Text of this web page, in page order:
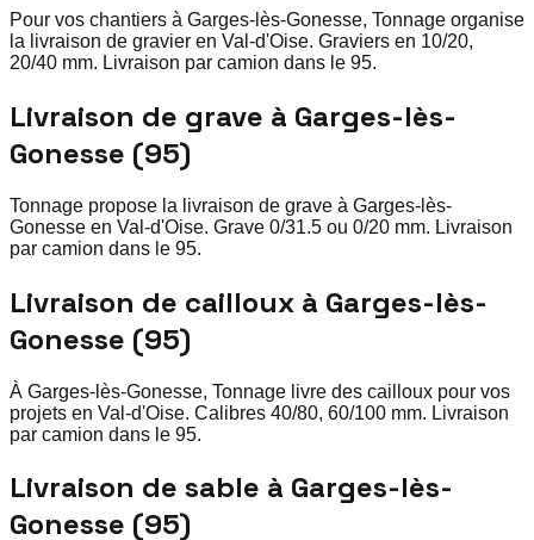
Pour vos chantiers à Garges-lès-Gonesse, Tonnage organise
la livraison de gravier en Val-d'Oise. Graviers en 10/20,
20/40 mm. Livraison par camion dans le 95.
Livraison de grave à Garges-lès-
Gonesse (95)
Tonnage propose la livraison de grave à Garges-lès-
Gonesse en Val-d'Oise. Grave 0/31.5 ou 0/20 mm. Livraison
par camion dans le 95.
Livraison de cailloux à Garges-lès-
Gonesse (95)
À Garges-lès-Gonesse, Tonnage livre des cailloux pour vos
projets en Val-d'Oise. Calibres 40/80, 60/100 mm. Livraison
par camion dans le 95.
Livraison de sable à Garges-lès-
Gonesse (95)